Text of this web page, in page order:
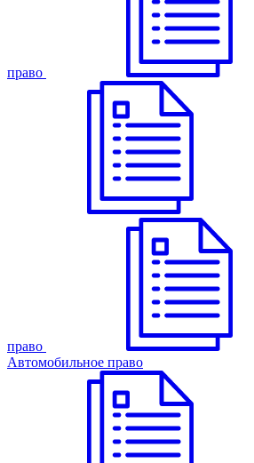
право
право
Автомобильное право